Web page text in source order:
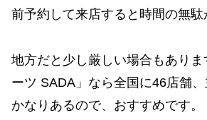
前予約して来店すると時間の無駄
地方だと少し厳しい場合もありま
ーツ SADA」なら全国に46店舗
かなりあるので、おすすめです。